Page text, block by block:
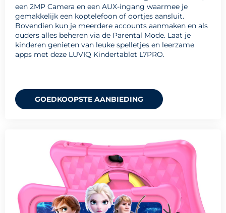
een 2MP Camera en een AUX-ingang waarmee je
gemakkelijk een koptelefoon of oortjes aansluit.
Bovendien kun je meerdere accounts aanmaken en als
ouders alles beheren via de Parental Mode. Laat je
kinderen genieten van leuke spelletjes en leerzame
apps met deze LUVIQ Kindertablet L7PRO.
GOEDKOOPSTE AANBIEDING